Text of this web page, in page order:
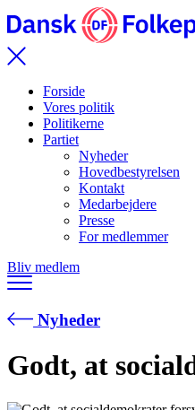
Forside
Vores politik
Politikerne
Partiet
Nyheder
Hovedbestyrelsen
Kontakt
Medarbejdere
Presse
For medlemmer
Bliv medlem
Nyheder
Godt, at